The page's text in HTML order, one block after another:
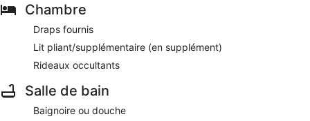
Chambre
Draps fournis
Lit pliant/supplémentaire (en supplément)
Rideaux occultants
Salle de bain
Baignoire ou douche